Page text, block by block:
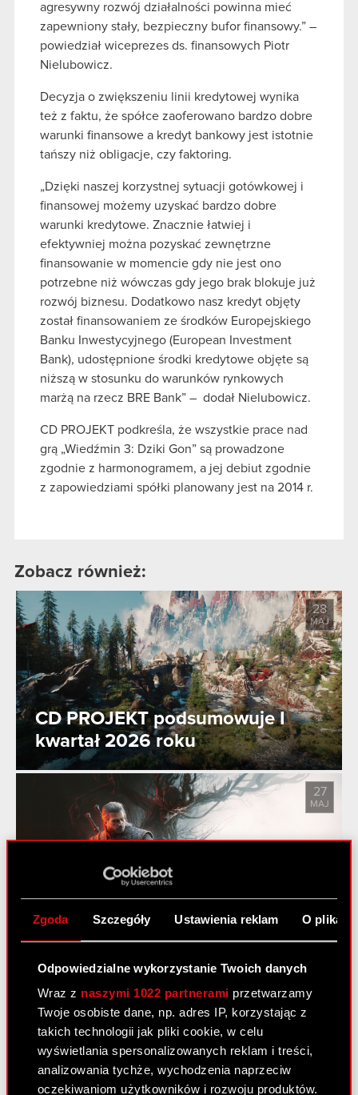
Zgoda Szczegóły Ustawienia reklam O
Odpowiedzialne wykorzystanie Twoich danych
Wraz z naszymi 1022 partnerami przetwarzamy
Twoje osobiste dane, np. adres IP, korzystając z
takich technologii jak pliki cookie, w celu
wyświetlania spersonalizowanych reklam i treści,
analizowania tychże, wychodzenia naprzeciw
oczekiwaniom użytkowników i rozwoju produktów.
agresywny rozwój działalności powinna mieć
zapewniony stały, bezpieczny bufor finansowy.” –
powiedział wiceprezes ds. finansowych Piotr
Nielubowicz.
Decyzja o zwiększeniu linii kredytowej wynika
też z faktu, że spółce zaoferowano bardzo dobre
warunki finansowe a kredyt bankowy jest istotnie
tańszy niż obligacje, czy faktoring.
„Dzięki naszej korzystnej sytuacji gotówkowej i
finansowej możemy uzyskać bardzo dobre
warunki kredytowe. Znacznie łatwiej i
efektywniej można pozyskać zewnętrzne
finansowanie w momencie gdy nie jest ono
potrzebne niż wówczas gdy jego brak blokuje już
rozwój biznesu. Dodatkowo nasz kredyt objęty
został finansowaniem ze środków Europejskiego
Banku Inwestycyjnego (European Investment
Bank), udostępnione środki kredytowe objęte są
niższą w stosunku do warunków rynkowych
marżą na rzecz BRE Bank” – dodał Nielubowicz.
CD PROJEKT podkreśla, że wszystkie prace nad
grą „Wiedźmin 3: Dziki Gon” są prowadzone
zgodnie z harmonogramem, a jej debiut zgodnie
z zapowiedziami spółki planowany jest na 2014 r.
Zobacz również:
CD PROJEKT podsumowuje I
kwartał 2026 roku
28
MAJ
Pieśni przeszłości trzecim
dodatkiem do gry Wiedźmin 3:
Dziki Gon!
27
MAJ
Zobacz również:
Aktualności
Centrum wyników